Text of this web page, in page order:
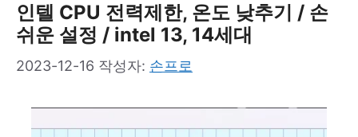
인텔 CPU 전력제한, 온도 낮추기 / 손
쉬운 설정 / intel 13, 14세대
2023-12-16 작성자: 손프로